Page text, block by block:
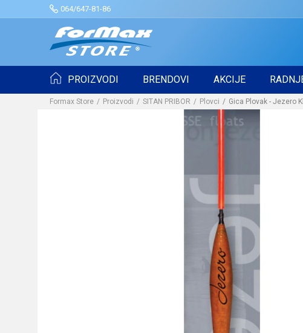
064/647-81-86
PROIZVODI BRENDOVI AKCIJE
Formax Store Proizvodi SITAN PRIBOR Plovci Gica Plovak - Jezero